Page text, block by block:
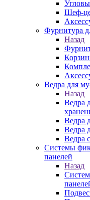
Шеф-
Фурнитура
Назад
Ведра для
Назад
Ведра
Ведра
Ведра
Ведра
Системы
панелей
Назад